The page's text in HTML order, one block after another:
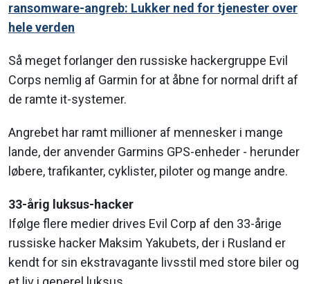
ransomware-angreb: Lukker ned for tjenester over
hele verden
Så meget forlanger den russiske hackergruppe Evil
Corps nemlig af Garmin for at åbne for normal drift af
de ramte it-systemer.
Angrebet har ramt millioner af mennesker i mange
lande, der anvender Garmins GPS-enheder - herunder
løbere, trafikanter, cyklister, piloter og mange andre.
33-årig luksus-hacker
Ifølge flere medier drives Evil Corp af den 33-årige
russiske hacker Maksim Yakubets, der i Rusland er
kendt for sin ekstravagante livsstil med store biler og